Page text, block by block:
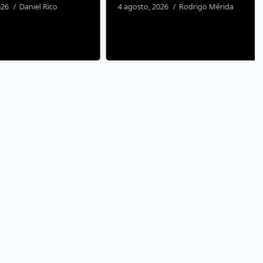
Daniel Rico 4 agosto, 2026 Rodrigo Mérida